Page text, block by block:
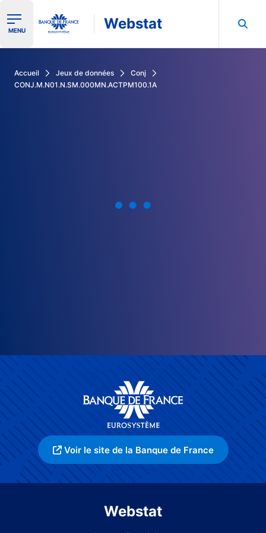
Ouvrir le menu de navigation
MENU Webstat
Accueil Jeux de données
Conj
CONJ.M.N01.N.SM.000MN.ACTPM100.1A
Voir le site de la Banque de France
Webstat